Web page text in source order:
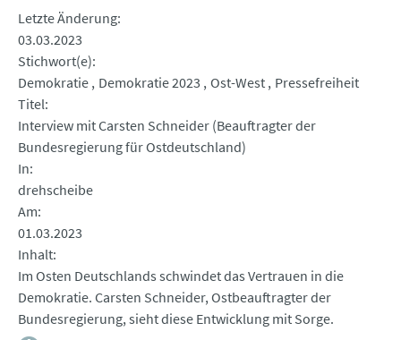
Letzte Änderung
03.03.2023
Stichwort(e)
Demokratie Demokratie 2023 Ost-West Pressefreiheit
Titel
Interview mit Carsten Schneider (Beauftragter der
Bundesregierung für Ostdeutschland)
In
drehscheibe
Am
01.03.2023
Inhalt
Im Osten Deutschlands schwindet das Vertrauen in die
Demokratie. Carsten Schneider, Ostbeauftragter der
Bundesregierung, sieht diese Entwicklung mit Sorge.